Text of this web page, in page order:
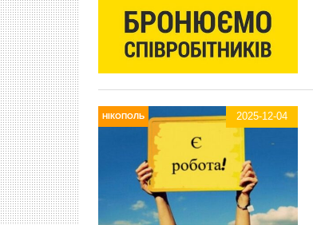
НІКОПОЛЬ 2025-12-04